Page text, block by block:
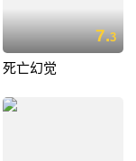
7.3
死亡幻觉